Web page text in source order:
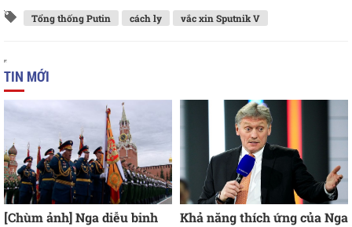
Tổng thống Putin cách ly vắc xin Sputnik V
TIN MỚI
[Chùm ảnh] Nga diễu binh
Khả năng thích ứng của Nga